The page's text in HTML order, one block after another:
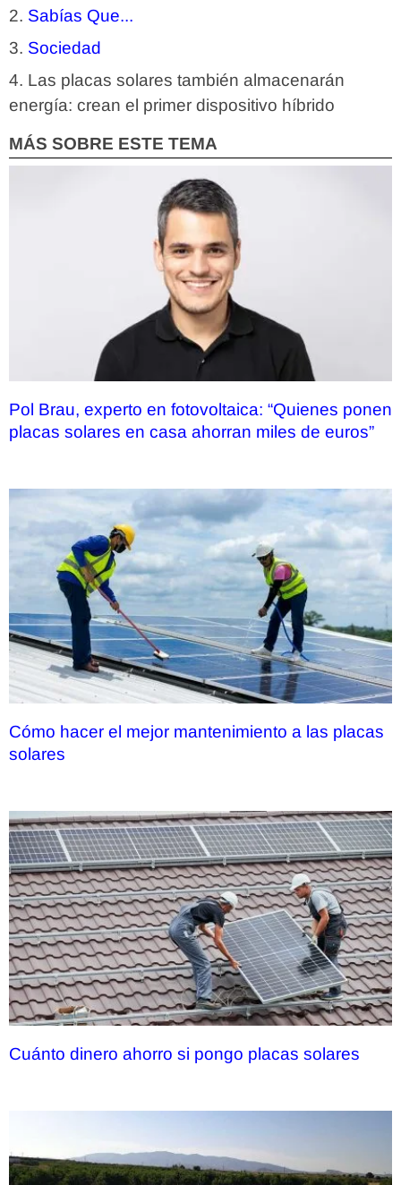
Sabías Que...
Sociedad
Las placas solares también almacenarán
energía: crean el primer dispositivo híbrido
MÁS SOBRE ESTE TEMA
Pol Brau, experto en fotovoltaica: “Quienes ponen
placas solares en casa ahorran miles de euros”
Cómo hacer el mejor mantenimiento a las placas
solares
Cuánto dinero ahorro si pongo placas solares